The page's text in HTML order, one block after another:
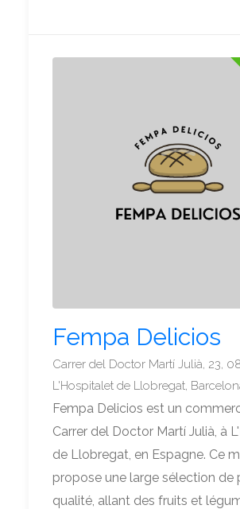
Fempa Delicios
Carrer del Doctor Martí Julià, 23,
L'Hospitalet de Llobregat,
Fempa Delicios est un
Carrer del Doctor Martí Julià, à
de Llobregat, en Espagne. Ce
propose une large sélection de
qualité, allant des fruits et